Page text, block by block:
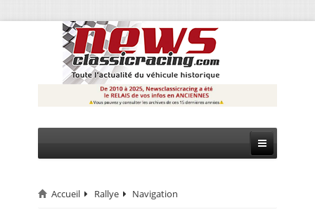
CIRCUIT
Accueil Rallye Navigation